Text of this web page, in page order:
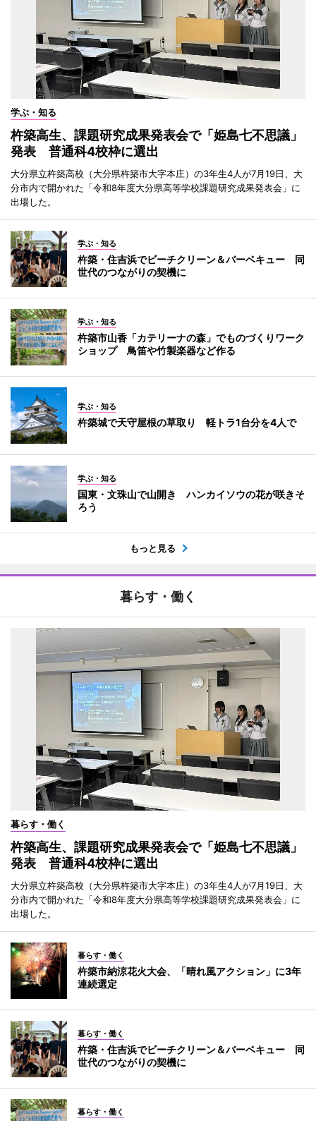
学ぶ・知る
杵築高生、課題研究成果発表会で「姫島七不思議」
発表 普通科4校枠に選出
大分県立杵築高校（大分県杵築市大字本庄）の3年生4人が7月19日、大
分市内で開かれた「令和8年度大分県高等学校課題研究成果発表会」に
出場した。
学ぶ・知る
杵築・住吉浜でビーチクリーン＆バーベキュー 同
世代のつながりの契機に
学ぶ・知る
杵築市山香「カテリーナの森」でものづくりワーク
ショップ 鳥笛や竹製楽器など作る
学ぶ・知る
杵築城で天守屋根の草取り 軽トラ1台分を4人で
学ぶ・知る
国東・文珠山で山開き ハンカイソウの花が咲きそ
ろう
もっと見る
暮らす・働く
暮らす・働く
杵築高生、課題研究成果発表会で「姫島七不思議」
発表 普通科4校枠に選出
大分県立杵築高校（大分県杵築市大字本庄）の3年生4人が7月19日、大
分市内で開かれた「令和8年度大分県高等学校課題研究成果発表会」に
出場した。
暮らす・働く
杵築市納涼花火大会、「晴れ風アクション」に3年
連続選定
暮らす・働く
杵築・住吉浜でビーチクリーン＆バーベキュー 同
世代のつながりの契機に
暮らす・働く